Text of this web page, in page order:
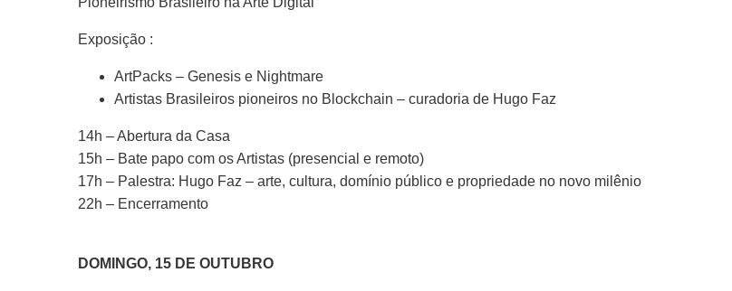
Exposição :
ArtPacks – Genesis e Nightmare
Artistas Brasileiros pioneiros no Blockchain – curadoria de Hugo Faz
14h – Abertura da Casa
15h – Bate papo com os Artistas (presencial e remoto)
17h – Palestra: Hugo Faz – arte, cultura, domínio público e propriedade no novo milênio
22h – Encerramento
DOMINGO, 15 DE OUTUBRO